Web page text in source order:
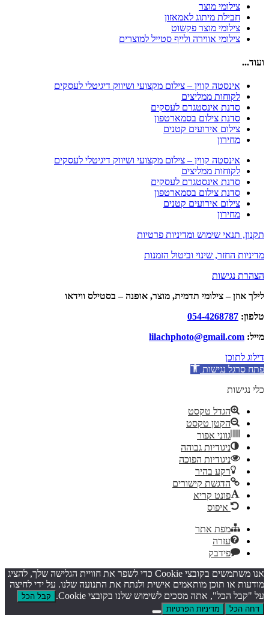
צילומי מוצר
חבילת מיתוג לאמאזון‎
צילומי מוצר פקשוט
צילומי אווירה ולייף סטייל למוצרים
ועוד...
אינסטה קווין – צילום מקצועי ושיווק דיגיטלי לעסקים
לקוחות ממליצים
סדנת אינסטגרם לעסקים
סדנת צילום בסמארטפון
צילום אירועים קטנים
מחירון
אינסטה קווין – צילום מקצועי ושיווק דיגיטלי לעסקים
לקוחות ממליצים
סדנת אינסטגרם לעסקים
סדנת צילום בסמארטפון
צילום אירועים קטנים
מחירון
תקנון, תנאי שימוש ומדיניות פרטיות
מדיניות החזר, שינוי וביטול הזמנות
הצהרת נגישות
לילך אוזן – צילומי תדמית, מוצר, אופנה – בסטילס ווידאו
טלפון: 054-4268787
מייל: lilachphoto@gmail.com
דילוג לתוכן
פתח סרגל נגישות
כלי נגישות
הגדל טקסט
הקטן טקסט
גווני אפור
ניגודיות גבוהה
ניגודיות הפוכה
רקע בהיר
הדגשת קישורים
פונט קריא
איפוס
מפת אתר
עזרה
פידבק
אנו משתמשים בקובצי Cookie כדי לשפר את חוויית הגלישה שלך, להציג
מודעות או תוכן מותאמים אישית ולנתח את התנועה שלנו. על ידי לחיצה
על "קבל הכל", אתה מסכים לשימוש שלנו בקובצי Cookie.
קבל הכל
דחה הכל
מדיניות הפרטיות